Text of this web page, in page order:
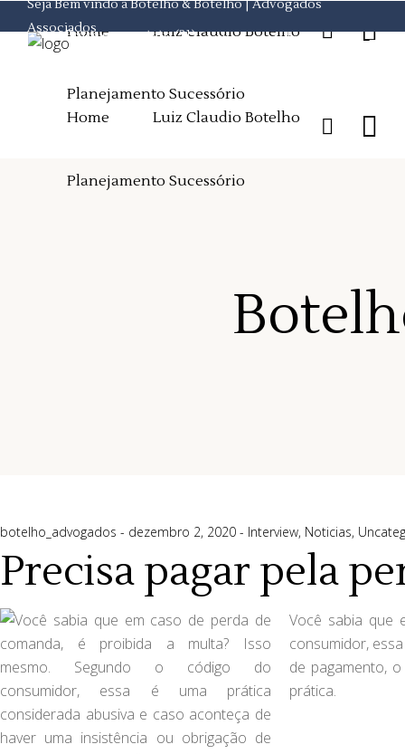
Seja Bem vindo a Botelho & Botelho | Advogados
AssociadosEntre em contato(21)
Home Luiz Claudio Botelho
Planejamento Sucessório
Home Luiz Claudio Botelho
Planejamento Sucessório
botelho_advogados dezembro 2, 2020 Interview, Noticias,
Precisa pagar pela
Você sabia que
consumidor,
de pagamento,
prática. ⠀